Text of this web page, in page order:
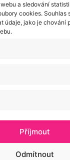
a sledování
cookies. Souhlas
údaje, jako je chování
Příjmout
Odmítnout